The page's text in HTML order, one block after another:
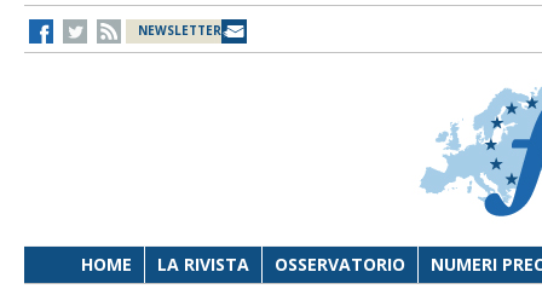
NEWSLETTER
HOME LA RIVISTA OSSERVATORIO NUMERI